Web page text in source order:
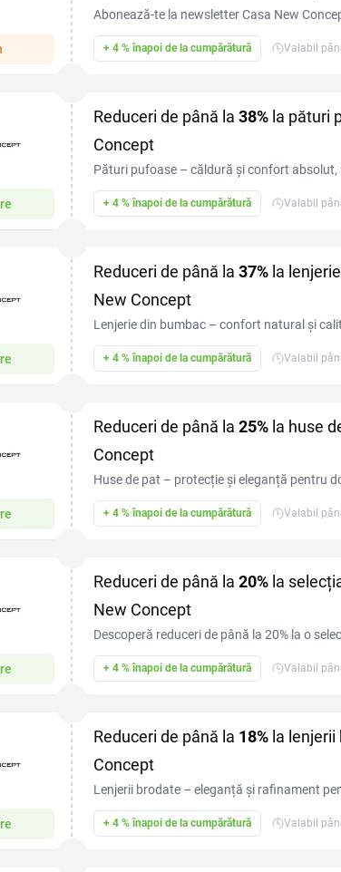
Abonează-te la newsletter Casa New
reducere surpriză de care să te bucuri la
+ 4 % înapoi de la cumpărătură Valabil
Reduceri de până la 38% la pături
Concept
Pături pufoase – căldură și confort absolut,
38%!
+ 4 % înapoi de la cumpărătură Valabil
Reduceri de până la 37% la
New Concept
Lenjerie din bumbac – confort natural și
reduceri de până la 37%!
+ 4 % înapoi de la cumpărătură Valabil
Reduceri de până la 25% la huse
Concept
Huse de pat – protecție și eleganță pentru
de până la 25%!
+ 4 % înapoi de la cumpărătură Valabil
Reduceri de până la 20% la
New Concept
Descoperă reduceri de până la 20% la o
Beneficiază de prețuri mai mici pentru
+ 4 % înapoi de la cumpărătură Valabil
Reduceri de până la 18% la
Concept
Lenjerii brodate – eleganță și rafinament
reduceri de până la 18%!
+ 4 % înapoi de la cumpărătură Valabil